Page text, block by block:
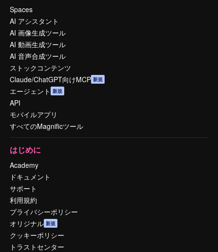
Spaces
AI アシスタント
AI 画像生成ツール
AI 動画生成ツール
AI 音声合成ツール
ストックコンテンツ
Claude/ChatGPT向けMCP 新規
エージェント 新規
API
モバイルアプリ
すべてのMagnificツール
はじめに
Academy
ドキュメント
サポート
利用規約
プライバシーポリシー
オリジナル 新規
クッキーポリシー
トラストセンター